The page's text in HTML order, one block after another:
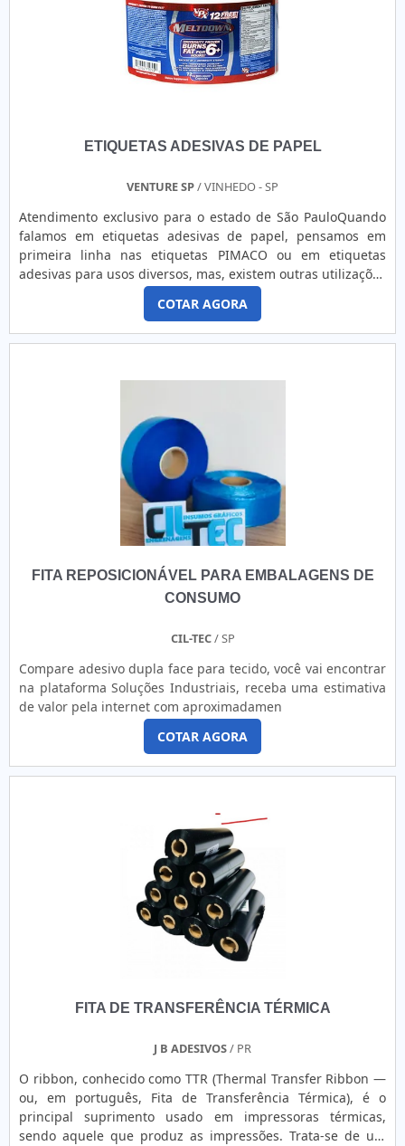
ETIQUETAS ADESIVAS DE PAPEL
VENTURE SP/ VINHEDO - SP
Atendimento exclusivo para o estado de São PauloQuando
falamos em etiquetas adesivas de papel, pensamos em
primeira linha nas etiquetas PIMACO ou em etiquetas
adesivas para usos diversos, mas, existem outras utilizações
mais especificas e funcionais como por exemplo as
etiquetas adesivas em papel para impressão de código de
barras. Nas duas primeiras hipóteses a forma como estas
etiquetas são apresentadas indefere para o consumidor.
COTAR AGORA
FITA REPOSICIONÁVEL PARA EMBALAGENS DE
CONSUMO
CIL-TEC/ SP
Compare adesivo dupla face para tecido, você vai encontrar
na plataforma Soluções Industriais, receba uma estimativa
de valor pela internet com aproximadamen
COTAR AGORA
FITA DE TRANSFERÊNCIA TÉRMICA
J B ADESIVOS/ PR
O ribbon, conhecido como TTR (Thermal Transfer Ribbon —
ou, em português, Fita de Transferência Térmica), é o
principal suprimento usado em impressoras térmicas,
sendo aquele que produz as impressões. Trata-se de um